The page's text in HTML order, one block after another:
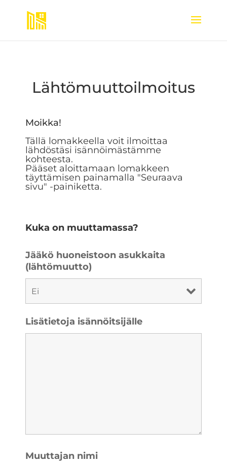
Lähtömuuttoilmoitus
Moikka!
Tällä lomakkeella voit ilmoittaa
lähdöstäsi isännöimästämme
kohteesta.
Pääset aloittamaan lomakkeen
täyttämisen painamalla "Seuraava
sivu" -painiketta.
Kuka on muuttamassa?
Jääkö huoneistoon asukkaita
(lähtömuutto)
Lisätietoja isännöitsijälle
Muuttajan nimi